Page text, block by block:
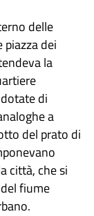
delle
dei
la
di
a
del prato di
città, che si
fiume